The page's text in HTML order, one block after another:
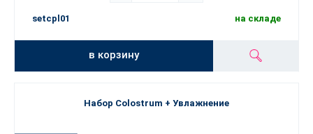
setcpl01 на складе
в корзину
Набор Colostrum + Увлажнение